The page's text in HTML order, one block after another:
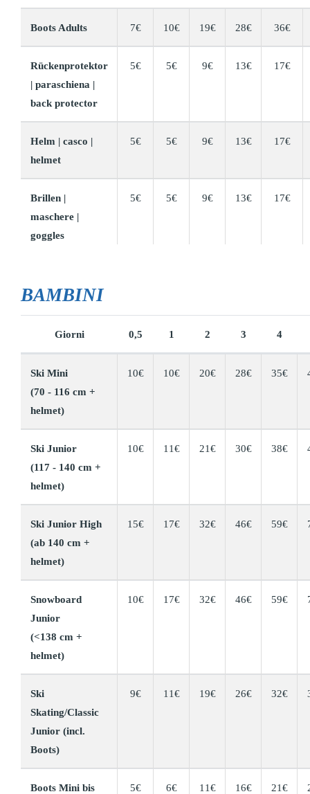
Boots Adults 7€ 10€ 19€ 28€ 36€
Rückenprotektor
| paraschiena |
back protector
5€ 5€ 9€ 13€ 17€
Helm | casco |
helmet
5€ 5€ 9€ 13€ 17€
Brillen |
maschere |
goggles
5€ 5€ 9€ 13€ 17€
BAMBINI
Giorni 0,5 1 2 3 4
Ski Mini
(70 - 116 cm +
helmet)
10€ 10€ 20€ 28€ 35€
Ski Junior
(117 - 140 cm +
helmet)
10€ 11€ 21€ 30€ 38€
Ski Junior High
(ab 140 cm +
helmet)
15€ 17€ 32€ 46€ 59€
Snowboard
Junior
(<138 cm +
helmet)
10€ 17€ 32€ 46€ 59€
Ski
Skating/Classic
Junior (incl.
Boots)
9€ 11€ 19€ 26€ 32€
Boots Mini bis 5€ 6€ 11€ 16€ 21€